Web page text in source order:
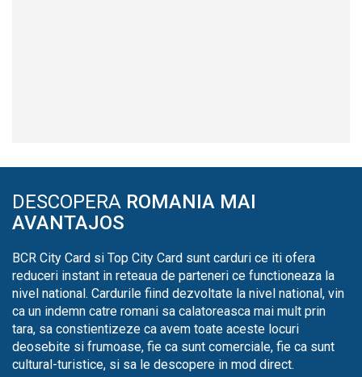
DESCOPERA ROMANIA MAI
AVANTAJOS
BCR City Card si Top City Card sunt carduri ce iti ofera
reduceri instant in reteaua de parteneri ce functioneaza la
nivel national. Cardurile fiind dezvoltate la nivel national, vin
ca un indemn catre romani sa calatoreasca mai mult prin
tara, sa constientizeze ca avem toate aceste locuri
deosebite si frumoase, fie ca sunt comerciale, fie ca sunt
cultural-turistice, si sa le descopere in mod direct.